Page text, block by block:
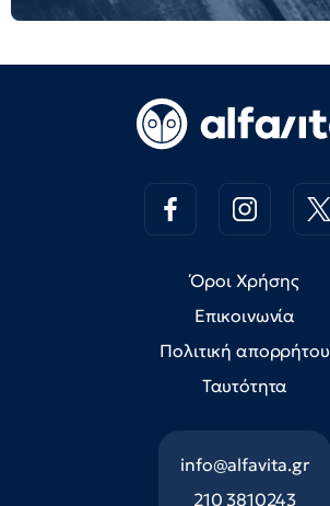
Όροι Χρήσης
Επικοινωνία
Πολιτική απορρήτου
Ταυτότητα
info@alfavita.gr
210 3810243